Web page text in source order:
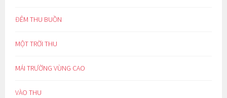
ĐÊM THU BUỒN
MỘT TRỜI THU
MÁI TRƯỜNG VÙNG CAO
VÀO THU